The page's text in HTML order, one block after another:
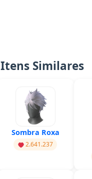
Itens Similares
Sombra Roxa
2.641.237